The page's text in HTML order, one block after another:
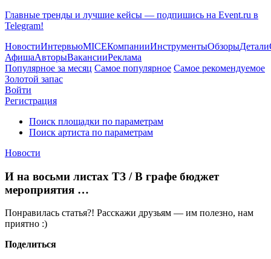
Главные тренды и лучшие кейсы — подпишись на Event.ru в
Telegram!
НовостиИнтервьюMICEКомпанииИнструментыОбзорыДетали
АфишаАвторыВакансииРеклама
Популярное за месяц Самое популярное Самое рекомендуемое
Золотой запас
Войти
Регистрация
Поиск площадки по параметрам
Поиск артиста по параметрам
Новости
И на восьми листах ТЗ / В графе бюджет
мероприятия …
Понравилась статья?! Расскажи друзьям — им полезно, нам
приятно :)
Поделиться